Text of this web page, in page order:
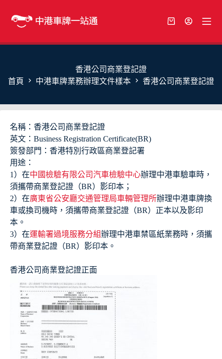
香港公司商業登記證
首頁
中港車牌業務辦理文件樣本 香港公司商業登記證
名稱：香港公司商業登記證
英文：Business Registration Certificate(BR)
簽發部門：香港特別行政區商業登記署
用途：
1）在中國檢驗有限公司汽車檢驗中心辦理中港車驗車時，
須攜帶商業登記證（BR）影印本；
2）在廣東省公安廳交通管理局車輛管理所辦理中港車牌換
車或換司機時，須攜帶商業登記證（BR）正本以及影印
本。
3）在運輸署過境服務分組辦理中港車禁區紙業務時，須攜
帶商業登記證（BR）影印本。
香港公司商業登記證正面